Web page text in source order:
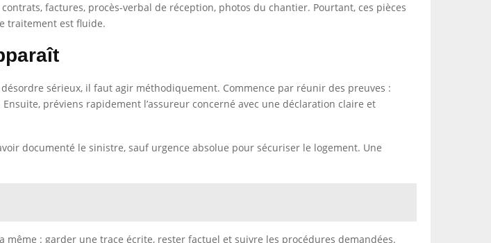
factures, procès-verbal de réception, photos du chantier. Pourtant, ces pièces
traitement est fluide.
sérieux, il faut agir méthodiquement. Commence par réunir des preuves :
préviens rapidement l’assureur concerné avec une déclaration claire et
documenté le sinistre, sauf urgence absolue pour sécuriser le logement. Une
même : garder une trace écrite, rester factuel et suivre les procédures demandées.